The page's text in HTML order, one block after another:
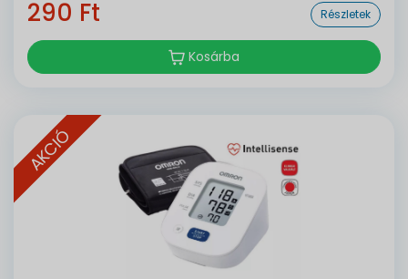
290 Ft Részletek
Kosárba
AKCIÓ